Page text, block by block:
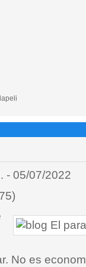
- 05/07/2022
No es